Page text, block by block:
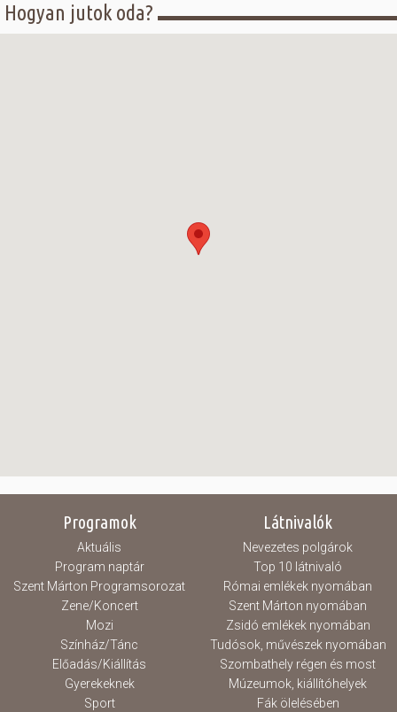
Hogyan jutok oda?
Programok
Aktuális
Program naptár
Szent Márton Programsorozat
Zene/Koncert
Mozi
Színház/Tánc
Előadás/Kiállítás
Gyerekeknek
Sport
Látnivalók
Nevezetes polgárok
Top 10 látnivaló
Római emlékek nyomában
Szent Márton nyomában
Zsidó emlékek nyomában
Tudósok, művészek nyomában
Szombathely régen és most
Múzeumok, kiállítóhelyek
Fák ölelésében